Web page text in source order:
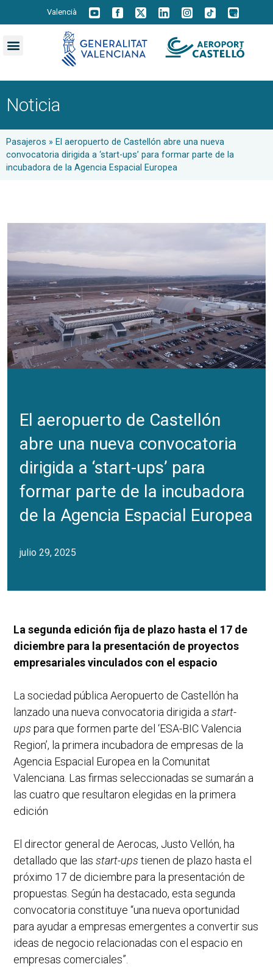
Valencià
Noticia
Pasajeros » El aeropuerto de Castellón abre una nueva
convocatoria dirigida a ‘start-ups’ para formar parte de la
incubadora de la Agencia Espacial Europea
El aeropuerto de Castellón
abre una nueva convocatoria
dirigida a ‘start-ups’ para
formar parte de la incubadora
de la Agencia Espacial Europea
julio 29, 2025
La segunda edición fija de plazo hasta el 17 de
diciembre para la presentación de proyectos
empresariales vinculados con el espacio
La sociedad pública Aeropuerto de Castellón ha
lanzado una nueva convocatoria dirigida a start-
ups para que formen parte del ‘ESA-BIC Valencia
Region’, la primera incubadora de empresas de la
Agencia Espacial Europea en la Comunitat
Valenciana. Las firmas seleccionadas se sumarán a
las cuatro que resultaron elegidas en la primera
edición
El director general de Aerocas, Justo Vellón, ha
detallado que las start-ups tienen de plazo hasta el
próximo 17 de diciembre para la presentación de
propuestas. Según ha destacado, esta segunda
convocatoria constituye “una nueva oportunidad
para ayudar a empresas emergentes a convertir sus
ideas de negocio relacionadas con el espacio en
empresas comerciales”.